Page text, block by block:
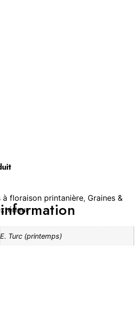
à floraison printanière, Graines &
E. Turc (printemps)